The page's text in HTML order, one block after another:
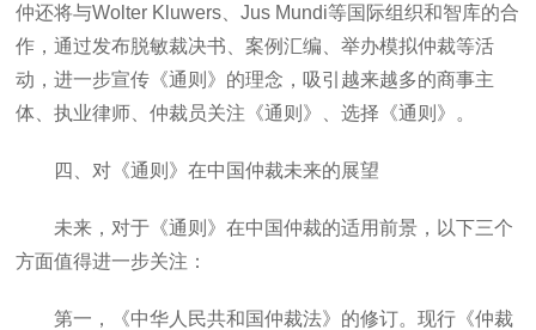
仲还将与Wolter Kluwers、Jus Mundi等国际组织和智库的合
作，通过发布脱敏裁决书、案例汇编、举办模拟仲裁等活
动，进一步宣传《通则》的理念，吸引越来越多的商事主
体、执业律师、仲裁员关注《通则》、选择《通则》。
四、对《通则》在中国仲裁未来的展望
未来，对于《通则》在中国仲裁的适用前景，以下三个
方面值得进一步关注：
第一，《中华人民共和国仲裁法》的修订。现行《仲裁